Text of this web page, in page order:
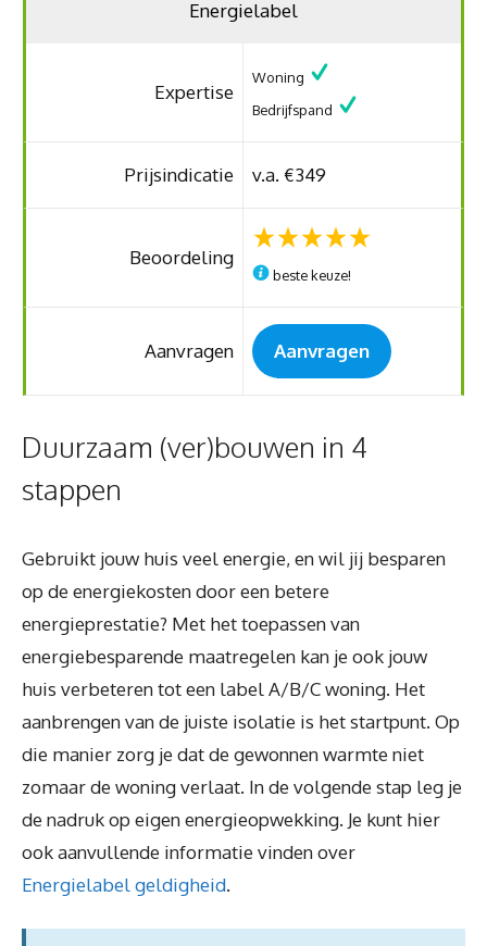
Energielabel
Expertise
Woning
Bedrijfspand
Prijsindicatie v.a. €349
Beoordeling
beste keuze!
Aanvragen Aanvragen
Duurzaam (ver)bouwen in 4
stappen
Gebruikt jouw huis veel energie, en wil jij besparen
op de energiekosten door een betere
energieprestatie? Met het toepassen van
energiebesparende maatregelen kan je ook jouw
huis verbeteren tot een label A/B/C woning. Het
aanbrengen van de juiste isolatie is het startpunt. Op
die manier zorg je dat de gewonnen warmte niet
zomaar de woning verlaat. In de volgende stap leg je
de nadruk op eigen energieopwekking. Je kunt hier
ook aanvullende informatie vinden over
Energielabel geldigheid.